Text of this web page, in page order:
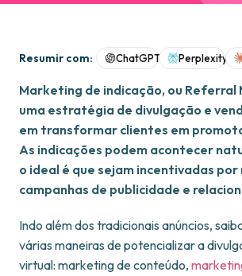
Resumir com: ChatGPT Perplexity
Marketing de indicação, ou Referral
uma estratégia de divulgação e
em transformar clientes em
As indicações podem acontecer
o ideal é que sejam incentivadas por
campanhas de publicidade e
Indo além dos tradicionais anúncios,
várias maneiras de potencializar a
virtual: marketing de conteúdo,